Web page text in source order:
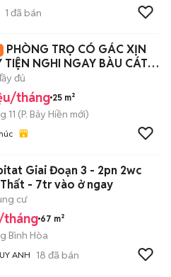
1 đã bán
PHÒNG TRỌ CÓ GÁC XỊN
NGHI NGAY BÀU CÁT -
đủ
tháng 25 m²
11 (P. Bảy Hiền mới)
Giai Đoạn 3 - 2pn 2wc
- 7tr vào ở ngay
cư
67 m²
Bình Hòa
ANH 18 đã bán